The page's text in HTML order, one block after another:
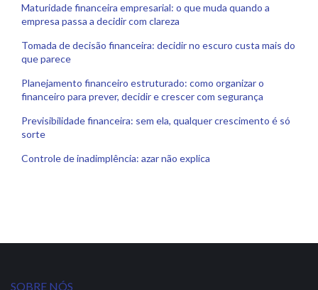
Maturidade financeira empresarial: o que muda quando a
empresa passa a decidir com clareza
Tomada de decisão financeira: decidir no escuro custa mais do
que parece
Planejamento financeiro estruturado: como organizar o
financeiro para prever, decidir e crescer com segurança
Previsibilidade financeira: sem ela, qualquer crescimento é só
sorte
Controle de inadimplência: azar não explica
SOBRE NÓS